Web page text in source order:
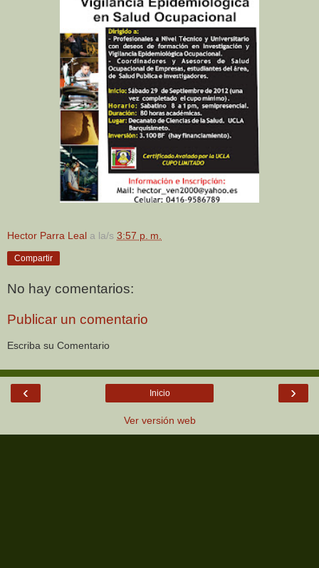
Hector Parra Leal a la/s 3:57 p. m.
Compartir
No hay comentarios:
Publicar un comentario
Escriba su Comentario
‹ ›
Inicio
Ver versión web